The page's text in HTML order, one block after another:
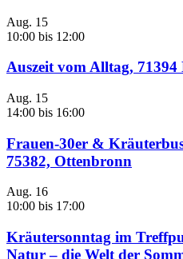
Aug. 15
10:00 bis 12:00
Auszeit vom Alltag,
Aug. 15
14:00 bis 16:00
Frauen-30er &
75382, Ottenbronn
Aug. 16
10:00 bis 17:00
Kräutersonntag im
Natur – die Welt der